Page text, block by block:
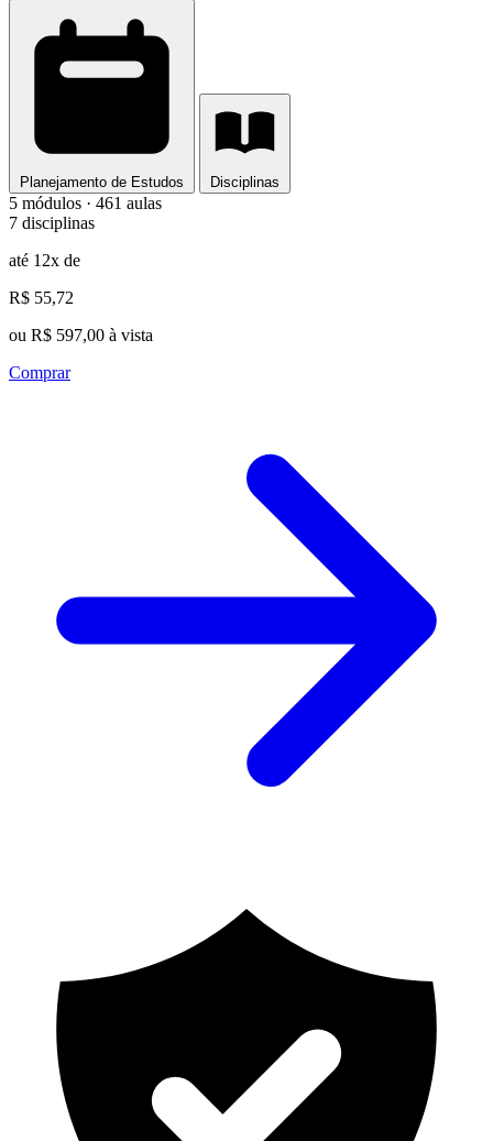
Planejamento de Estudos Disciplinas
5 módulos · 461 aulas
7 disciplinas
até 12x de
R$ 55,72
ou R$ 597,00 à vista
Comprar